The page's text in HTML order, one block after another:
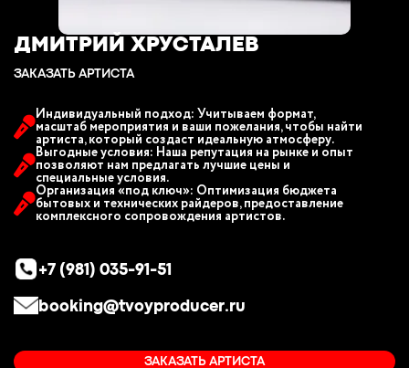
ДМИТРИЙ ХРУСТАЛЕВ
ЗАКАЗАТЬ АРТИСТА
Индивидуальный подход: Учитываем формат,
масштаб мероприятия и ваши пожелания, чтобы найти
артиста, который создаст идеальную атмосферу.
Выгодные условия: Наша репутация на рынке и опыт
позволяют нам предлагать лучшие цены и
специальные условия.
Организация «под ключ»: Оптимизация бюджета
бытовых и технических райдеров, предоставление
комплексного сопровождения артистов.
+7 (981) 035-91-51
booking@tvoyproducer.ru
ЗАКАЗАТЬ АРТИСТА